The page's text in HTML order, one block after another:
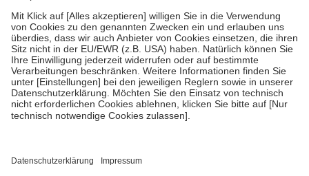
stärken und die besondere Stellung der Familie zu unterstützen,
fallenkeine Zuzahlungenan bei:
• Kindern und Jugendlichen bis zum vollendeten 18. Lebensjahr
mit Ausnahme der Fahrkosten
• Untersuchungen zur Vorsorge und Früherkennung, die von der
GKV getragen werden
• empfohlenen Schutzimpfungen
• Harn- und Blutteststreifen
getroffen, um sicherzustellen, dass es sich um echte Bewertungen